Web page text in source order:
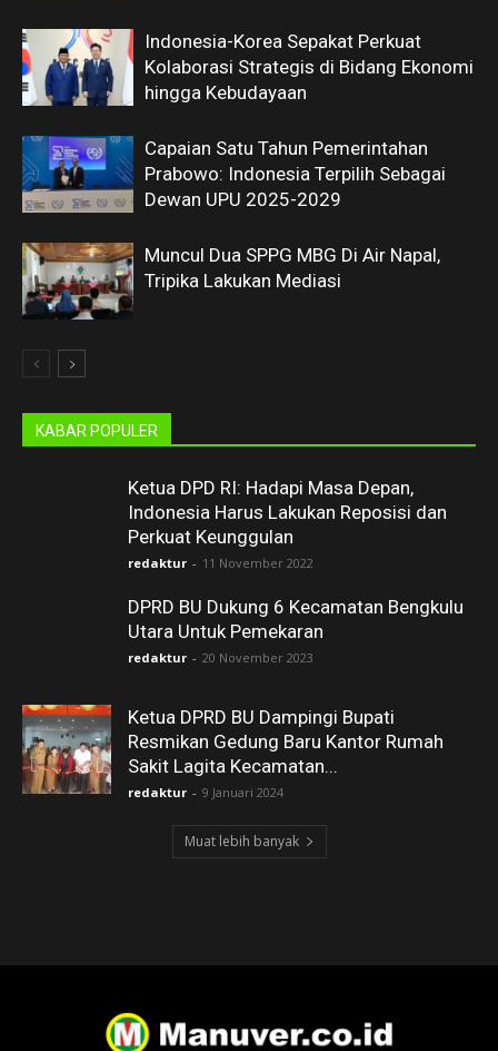
Indonesia-Korea Sepakat Perkuat
Kolaborasi Strategis di Bidang Ekonomi
hingga Kebudayaan
Capaian Satu Tahun Pemerintahan
Prabowo: Indonesia Terpilih Sebagai
Dewan UPU 2025-2029
Muncul Dua SPPG MBG Di Air Napal,
Tripika Lakukan Mediasi
KABAR POPULER
Ketua DPD RI: Hadapi Masa Depan,
Indonesia Harus Lakukan Reposisi dan
Perkuat Keunggulan
redaktur - 11 November 2022
DPRD BU Dukung 6 Kecamatan Bengkulu
Utara Untuk Pemekaran
redaktur - 20 November 2023
Ketua DPRD BU Dampingi Bupati
Resmikan Gedung Baru Kantor Rumah
Sakit Lagita Kecamatan...
redaktur - 9 Januari 2024
Muat lebih banyak